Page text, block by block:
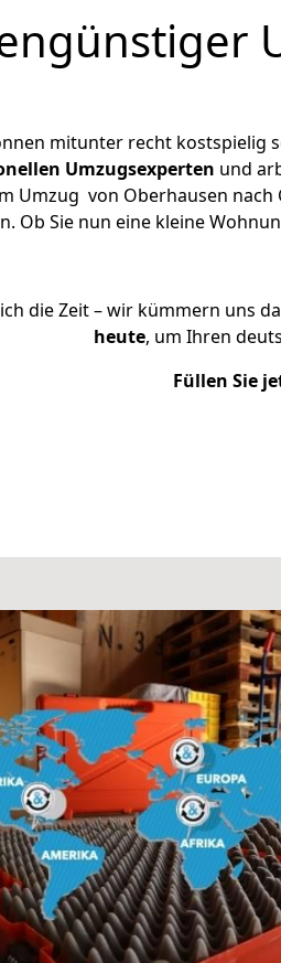
mitunter recht kostspielig
Umzugsexperten und
Umzug von Oberhausen nach
Ob Sie nun eine kleine
die Zeit – wir kümmern uns
heute, um Ihren
Füllen Sie